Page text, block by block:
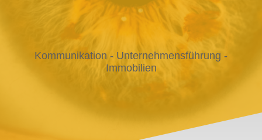
Kommunikation - Unternehmensführung -
Immobilien